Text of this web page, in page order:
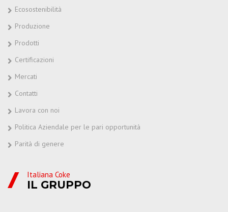
Ecosostenibilità
Produzione
Prodotti
Certificazioni
Mercati
Contatti
Lavora con noi
Politica Aziendale per le pari opportunità
Parità di genere
Italiana Coke
IL GRUPPO